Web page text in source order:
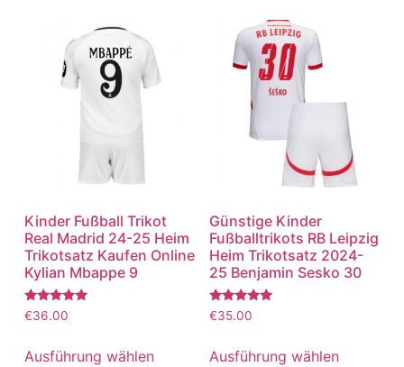
Kinder Fußball Trikot
Real Madrid 24-25 Heim
Trikotsatz Kaufen Online
Kylian Mbappe 9
Bewertet
mit
von 5
€36.00
Ausführung wählen
Günstige Kinder
Fußballtrikots RB Leipzig
Heim Trikotsatz 2024-
25 Benjamin Sesko 30
Bewertet
mit
von 5
€35.00
Ausführung wählen